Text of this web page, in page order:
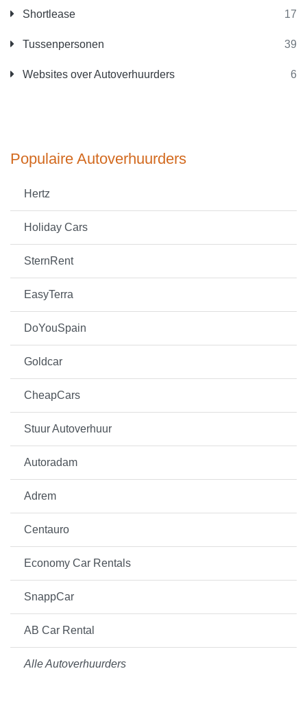
Shortlease 17
Tussenpersonen 39
Websites over Autoverhuurders 6
Populaire Autoverhuurders
Hertz
Holiday Cars
SternRent
EasyTerra
DoYouSpain
Goldcar
CheapCars
Stuur Autoverhuur
Autoradam
Adrem
Centauro
Economy Car Rentals
SnappCar
AB Car Rental
Alle Autoverhuurders